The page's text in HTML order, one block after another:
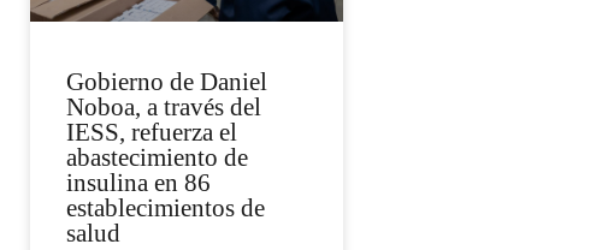
Gobierno de Daniel
Noboa, a través del
IESS, refuerza el
abastecimiento de
insulina en 86
establecimientos de
salud